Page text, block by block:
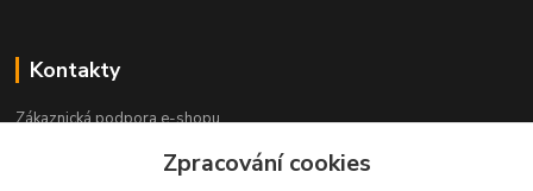
Kontakty
Zákaznická podpora e-shopu
Zpracování cookies